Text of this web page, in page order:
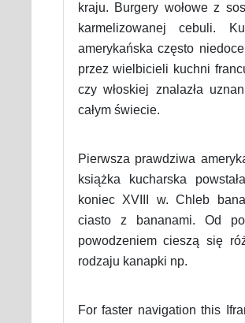
kraju. Burgery wołowe z
karmelizowanej cebuli.
amerykańska często
przez wielbicieli kuchni
czy włoskiej znalazła
całym świecie.
Pierwsza prawdziwa
książka kucharska
koniec XVIII w. Chleb
ciasto z bananami. Od
powodzeniem cieszą się
rodzaju kanapki np.
For faster navigation this